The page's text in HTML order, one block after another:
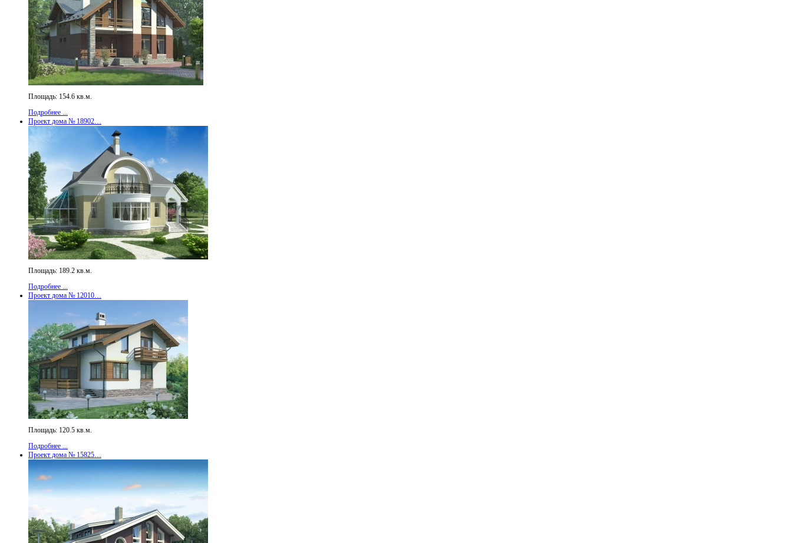
Площадь: 154.6 кв.м.
Подробнее ...
Проект дома № 18902…
Площадь: 189.2 кв.м.
Подробнее ...
Проект дома № 12010…
Площадь: 120.5 кв.м.
Подробнее ...
Проект дома № 15825…